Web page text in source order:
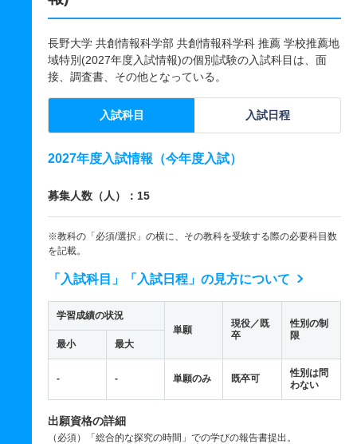
長野大学 共創情報科学部 共創情報科学科 推薦 学校推薦地
域特別(2027年度入試情報)の個別試験の入試科目は、面
接、調査書、その他となっている。
入試科目 入試日程
2027年度入試情報（今年度入試）
募集人数（人）：15
※教科の「必須/選択」の横に、その教科を受験する際の必要科目数
を記載。
「入試科目」「入試日程」の見方について
学習成績の状況
単願
現役／既
卒
性別の制
限
最小 最大
- - 単願のみ 既卒可
性別は問
わない
出願資格の詳細
（必須）「総合的な探究の時間」での学びの報告書提出。